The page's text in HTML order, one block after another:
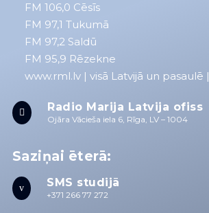
FM 106,0 Cēsīs
FM 97,1 Tukumā
FM 97,2 Saldū
FM 95,9 Rēzekne
www.rml.lv| visā Latvijā un pasaulē |
 Radio Marija Latvija ofiss
Ojāra Vācieša iela 6, Rīga, LV – 1004
Saziņai ēterā:
v SMS studijā
+371 266 77 272